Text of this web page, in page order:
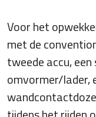
Voor het
met de
tweede accu,
omvormer/lader,